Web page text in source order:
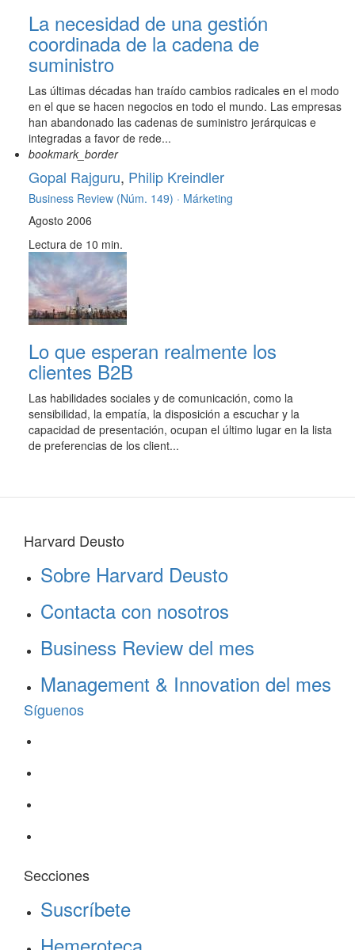
La necesidad de una gestión
coordinada de la cadena de
suministro
Las últimas décadas han traído cambios radicales en el modo
en el que se hacen negocios en todo el mundo. Las empresas
han abandonado las cadenas de suministro jerárquicas e
integradas a favor de rede...
bookmark_border
Gopal Rajguru, Philip Kreindler
Business Review (Núm. 149) · Márketing
Agosto 2006
Lectura de 10 min.
Lo que esperan realmente los
clientes B2B
Las habilidades sociales y de comunicación, como la
sensibilidad, la empatía, la disposición a escuchar y la
capacidad de presentación, ocupan el último lugar en la lista
de preferencias de los client...
Harvard Deusto
Sobre Harvard Deusto
Contacta con nosotros
Business Review del mes
Management & Innovation del mes
Síguenos
Secciones
Suscríbete